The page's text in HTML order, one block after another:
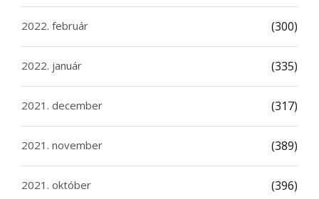
2022. február (300)
2022. január (335)
2021. december (317)
2021. november (389)
2021. október (396)